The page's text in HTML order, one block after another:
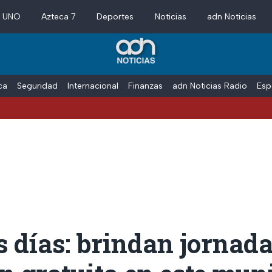
Azteca 7 Deportes Noticias adn Noticias
Seguridad Internacional Finanzas adn Noticias Radio
días: brindan